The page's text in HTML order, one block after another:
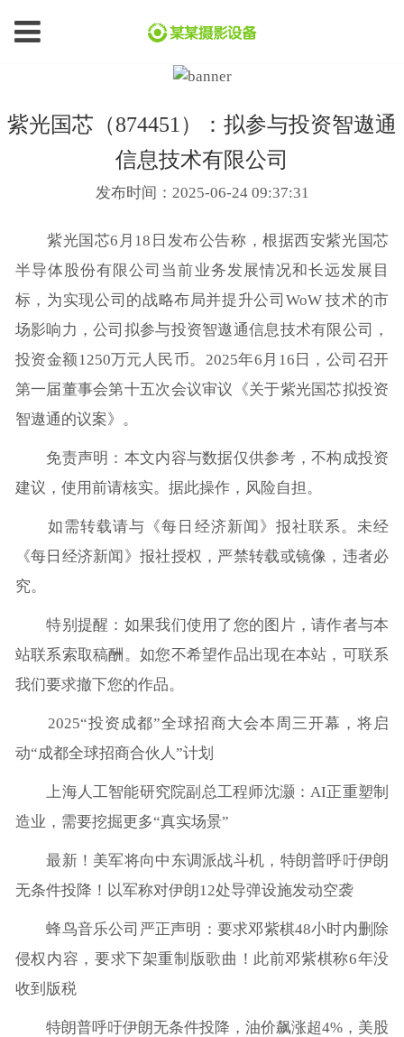
紫光国芯（874451）：拟参与投资智遨通
信息技术有限公司
发布时间：2025-06-24 09:37:31
紫光国芯6月18日发布公告称，根据西安紫光国芯
半导体股份有限公司当前业务发展情况和长远发展目
标，为实现公司的战略布局并提升公司WoW 技术的市
场影响力，公司拟参与投资智遨通信息技术有限公司，
投资金额1250万元人民币。2025年6月16日，公司召开
第一届董事会第十五次会议审议《关于紫光国芯拟投资
智遨通的议案》。
免责声明：本文内容与数据仅供参考，不构成投资
建议，使用前请核实。据此操作，风险自担。
如需转载请与《每日经济新闻》报社联系。未经
《每日经济新闻》报社授权，严禁转载或镜像，违者必
究。
特别提醒：如果我们使用了您的图片，请作者与本
站联系索取稿酬。如您不希望作品出现在本站，可联系
我们要求撤下您的作品。
2025“投资成都”全球招商大会本周三开幕，将启
动“成都全球招商合伙人”计划
上海人工智能研究院副总工程师沈灏：AI正重塑制
造业，需要挖掘更多“真实场景”
最新！美军将向中东调派战斗机，特朗普呼吁伊朗
无条件投降！以军称对伊朗12处导弹设施发动空袭
蜂鸟音乐公司严正声明：要求邓紫棋48小时内删除
侵权内容，要求下架重制版歌曲！此前邓紫棋称6年没
收到版税
特朗普呼吁伊朗无条件投降，油价飙涨超4%，美股